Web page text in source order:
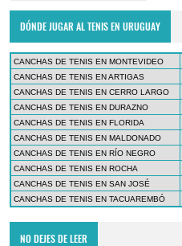
DÓNDE JUGAR AL TENIS EN URUGUAY
CANCHAS DE TENIS EN MONTEVIDEO
CANCHAS DE TENIS EN ARTIGAS
CANCHAS DE TENIS EN CERRO LARGO
CANCHAS DE TENIS EN DURAZNO
CANCHAS DE TENIS EN FLORIDA
CANCHAS DE TENIS EN MALDONADO
CANCHAS DE TENIS EN RÍO NEGRO
CANCHAS DE TENIS EN ROCHA
CANCHAS DE TENIS EN SAN JOSÉ
CANCHAS DE TENIS EN TACUAREMBÓ
NO DEJES DE LEER